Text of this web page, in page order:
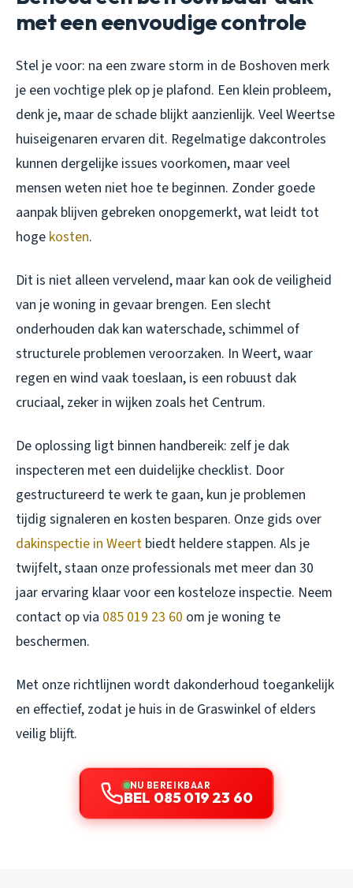
met een eenvoudige controle
Stel je voor: na een zware storm in de Boshoven merk
je een vochtige plek op je plafond. Een klein probleem,
denk je, maar de schade blijkt aanzienlijk. Veel Weertse
huiseigenaren ervaren dit. Regelmatige dakcontroles
kunnen dergelijke issues voorkomen, maar veel
mensen weten niet hoe te beginnen. Zonder goede
aanpak blijven gebreken onopgemerkt, wat leidt tot
hoge kosten.
Dit is niet alleen vervelend, maar kan ook de veiligheid
van je woning in gevaar brengen. Een slecht
onderhouden dak kan waterschade, schimmel of
structurele problemen veroorzaken. In Weert, waar
regen en wind vaak toeslaan, is een robuust dak
cruciaal, zeker in wijken zoals het Centrum.
De oplossing ligt binnen handbereik: zelf je dak
inspecteren met een duidelijke checklist. Door
gestructureerd te werk te gaan, kun je problemen
tijdig signaleren en kosten besparen. Onze gids over
dakinspectie in Weert biedt heldere stappen. Als je
twijfelt, staan onze professionals met meer dan 30
jaar ervaring klaar voor een kosteloze inspectie. Neem
contact op via 085 019 23 60 om je woning te
beschermen.
Met onze richtlijnen wordt dakonderhoud toegankelijk
en effectief, zodat je huis in de Graswinkel of elders
veilig blijft.
NU BEREIKBAAR
BEL 085 019 23 60